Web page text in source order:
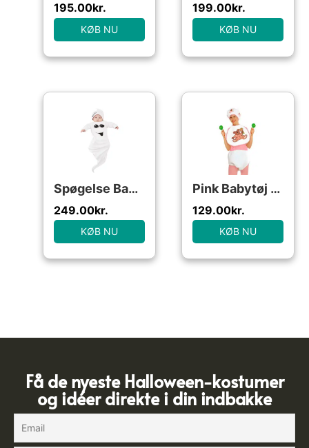
195.00kr.
KØB NU
199.00kr.
KØB NU
Spøgelse Babykostume
249.00kr.
KØB NU
Pink Babytøj Kostume
129.00kr.
KØB NU
Få de nyeste Halloween-kostumer
og idéer direkte i din indbakke